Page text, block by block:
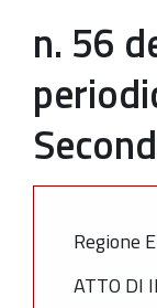
n. 56
Regione
ATTO DI